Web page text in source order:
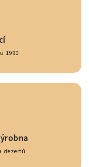
1990
dezertů